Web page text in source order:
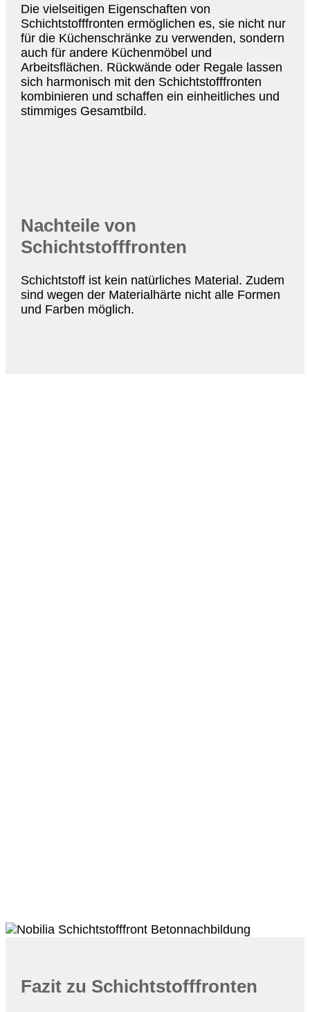
Die vielseitigen Eigenschaften von
Schichtstofffronten ermöglichen es, sie nicht nur
für die Küchenschränke zu verwenden, sondern
auch für andere Küchenmöbel und
Arbeitsflächen. Rückwände oder Regale lassen
sich harmonisch mit den Schichtstofffronten
kombinieren und schaffen ein einheitliches und
stimmiges Gesamtbild.
Nachteile von
Schichtstofffronten
Schichtstoff ist kein natürliches Material. Zudem
sind wegen der Materialhärte nicht alle Formen
und Farben möglich.
Fazit zu Schichtstofffronten